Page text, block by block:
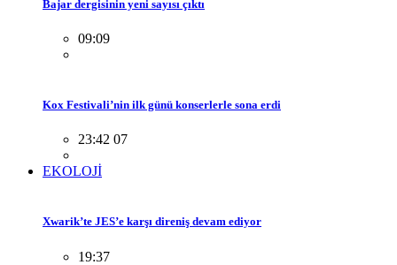
Bajar dergisinin yeni sayısı çıktı
09:09
Kox Festivali’nin ilk günü konserlerle sona erdi
23:42 07
EKOLOJİ
Xwarik’te JES’e karşı direniş devam ediyor
19:37